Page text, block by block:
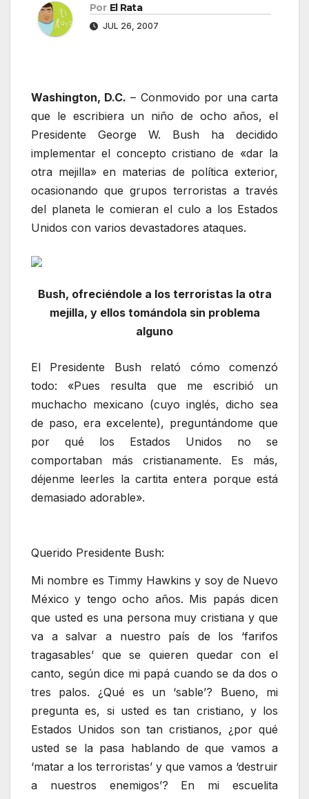
Por El Rata
JUL 26, 2007
Washington, D.C. – Conmovido por una carta
que le escribiera un niño de ocho años, el
Presidente George W. Bush ha decidido
implementar el concepto cristiano de «dar la
otra mejilla» en materias de política exterior,
ocasionando que grupos terroristas a través
del planeta le comieran el culo a los Estados
Unidos con varios devastadores ataques.
Bush, ofreciéndole a los terroristas la otra
mejilla, y ellos tomándola sin problema
alguno
El Presidente Bush relató cómo comenzó
todo: «Pues resulta que me escribió un
muchacho mexicano (cuyo inglés, dicho sea
de paso, era excelente), preguntándome que
por qué los Estados Unidos no se
comportaban más cristianamente. Es más,
déjenme leerles la cartita entera porque está
demasiado adorable».
Querido Presidente Bush:
Mi nombre es Timmy Hawkins y soy de Nuevo
México y tengo ocho años. Mis papás dicen
que usted es una persona muy cristiana y que
va a salvar a nuestro país de los ‘farifos
tragasables’ que se quieren quedar con el
canto, según dice mi papá cuando se da dos o
tres palos. ¿Qué es un ‘sable’? Bueno, mi
pregunta es, si usted es tan cristiano, y los
Estados Unidos son tan cristianos, ¿por qué
usted se la pasa hablando de que vamos a
‘matar a los terroristas’ y que vamos a ‘destruir
a nuestros enemigos’? En mi escuelita